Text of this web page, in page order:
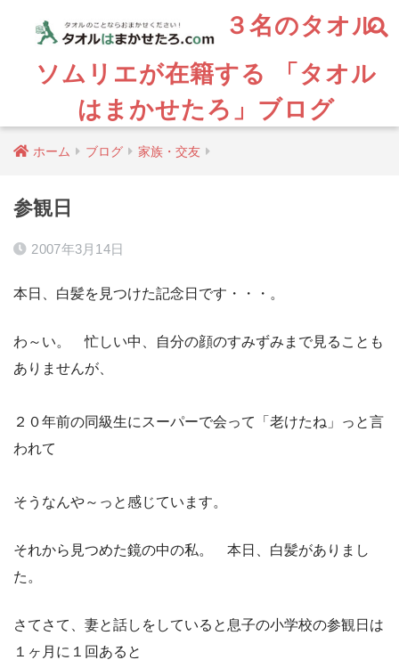
３名のタオル
ソムリエが在籍する 「タオル
はまかせたろ」ブログ
ホーム ブログ 家族・交友
参観日
2007年3月14日
本日、白髪を見つけた記念日です・・・。
わ～い。 忙しい中、自分の顔のすみずみまで見ることも
ありませんが、
２０年前の同級生にスーパーで会って「老けたね」っと言
われて
そうなんや～っと感じています。
それから見つめた鏡の中の私。 本日、白髪がありまし
た。
さてさて、妻と話しをしていると息子の小学校の参観日は
１ヶ月に１回あると